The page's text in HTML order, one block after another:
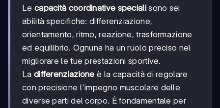
Le capacità coordinative specialisono sei
abilità specifiche: differenziazione,
orientamento, ritmo, reazione, trasformazione
ed equilibrio. Ognuna ha un ruolo preciso nel
migliorare le tue prestazioni sportive.
La differenziazione è la capacità di regolare
con precisione l'impegno muscolare delle
diverse parti del corpo. È fondamentale per